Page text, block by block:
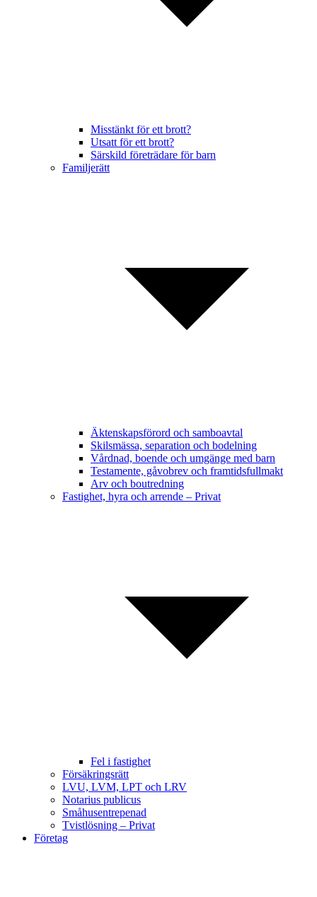
Misstänkt för ett brott?
Utsatt för ett brott?
Särskild företrädare för barn
Familjerätt
Äktenskapsförord och samboavtal
Skilsmässa, separation och bodelning
Vårdnad, boende och umgänge med barn
Testamente, gåvobrev och framtidsfullmakt
Arv och boutredning
Fastighet, hyra och arrende – Privat
Fel i fastighet
Försäkringsrätt
LVU, LVM, LPT och LRV
Notarius publicus
Småhusentrepenad
Tvistlösning – Privat
Företag